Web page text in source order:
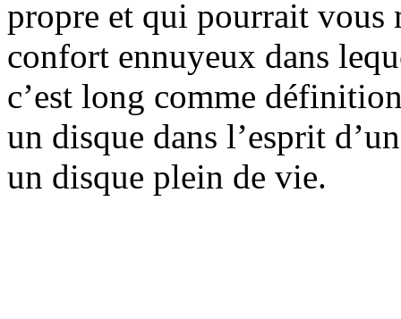
propre et qui pourrait vous
confort ennuyeux dans
c’est long comme
un disque dans l’esprit
un disque plein de vie.